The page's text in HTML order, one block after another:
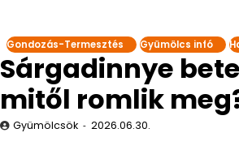
Gondozás-Termesztés Gyümölcs infó
Sárgadinnye
mitől romlik
Gyümölcsök 2026.06.30.